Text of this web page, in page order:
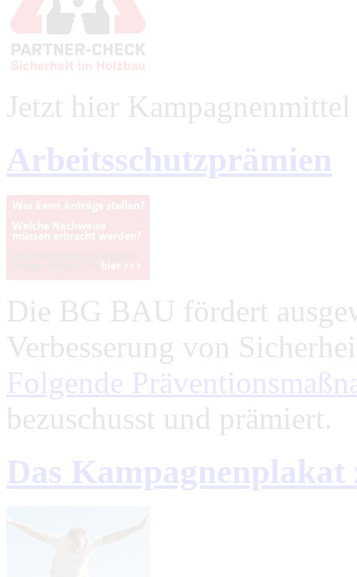
Jetzt hier
Arbeitsschutzprämien
Die BG BAU fördert
Verbesserung von
Folgende
bezuschusst und prämiert.
Das